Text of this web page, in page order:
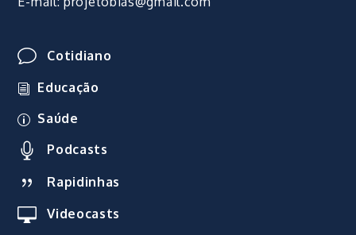
Cotidiano
Educação
Saúde
Podcasts
Rapidinhas
Videocasts